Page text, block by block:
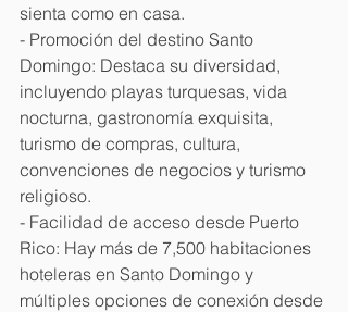
sienta como en casa.
- Promoción del destino Santo
Domingo: Destaca su diversidad,
incluyendo playas turquesas, vida
nocturna, gastronomía exquisita,
turismo de compras, cultura,
convenciones de negocios y turismo
religioso.
- Facilidad de acceso desde Puerto
Rico: Hay más de 7,500 habitaciones
hoteleras en Santo Domingo y
múltiples opciones de conexión desde